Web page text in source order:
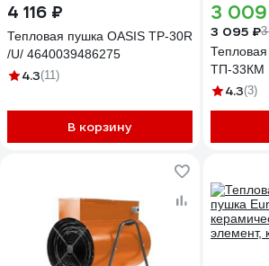
4 116 ₽
Тепловая пушка OASIS TP-30R
/U/ 4640039486275
4.3(11)
В корзину
3
3 095 ₽
ТП-33КМ
4.3(3)